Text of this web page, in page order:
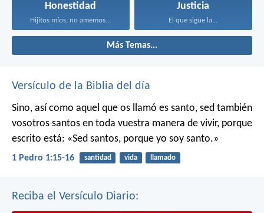
Honestidad
Hijitos míos, no amemos...
Justicia
El que sigue la...
Más Temas...
Versículo de la Biblia del día
Sino, así como aquel que os llamó es santo, sed también
vosotros santos en toda vuestra manera de vivir, porque
escrito está: «Sed santos, porque yo soy santo.»
1 Pedro 1:15-16 santidad vida llamado
Reciba el Versículo Diario: